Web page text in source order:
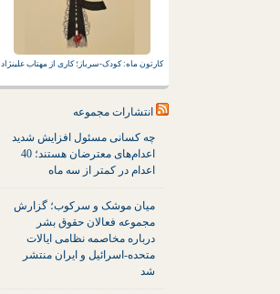
کارتون ماه: کودک-سرباز؛ کاری از مهتاب علینژاد
انتشارات مجموعه
چه کسانی مسئول افزایش شدید
اعدام‌های معترضان هستند؛ 40
اعدام در کمتر از سه ماه
میان موشک و سرکوب؛ گزارش
مجموعه فعالان حقوق بشر
درباره مخاصمه نظامی ایالات
متحده-اسرائیل و ایران منتشر
شد